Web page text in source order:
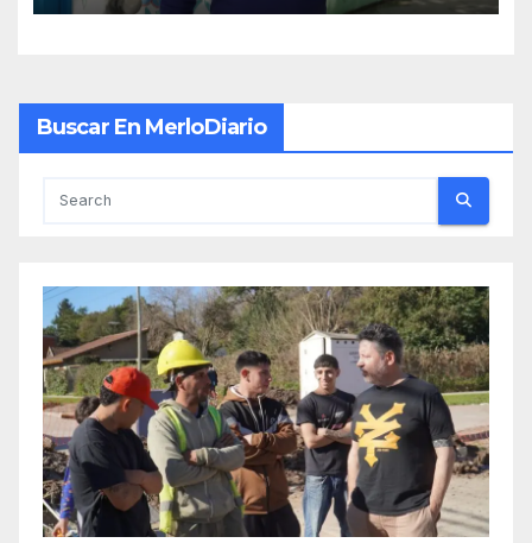
Buscar En MerloDiario